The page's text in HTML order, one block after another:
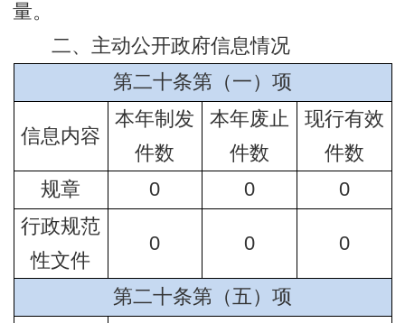
量。
二、主动公开政府信息情况
第二十条第（一）项
信息内容
本年制发
件数
本年废止
件数
现行有效
件数
规章
0 0
0
行政规范
性文件
0 0 0
第二十条第（五）项